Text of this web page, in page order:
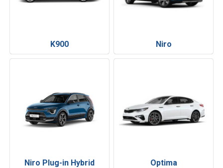
K900 Niro
Niro Plug-in Hybrid Optima